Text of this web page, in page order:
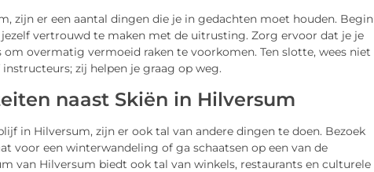
zijn er een aantal dingen die je in gedachten moet houden. Begin
vertrouwd te maken met de uitrusting. Zorg ervoor dat je je
overmatig vermoeid raken te voorkomen. Ten slotte, wees niet
zij helpen je graag op weg.
naast Skiën in Hilversum
in Hilversum, zijn er ook tal van andere dingen te doen. Bezoek
voor een winterwandeling of ga schaatsen op een van de
van Hilversum biedt ook tal van winkels, restaurants en culturele